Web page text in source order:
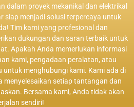
dalam proyek mekanikal dan elektrikal
siap menjadi solusi terpercaya untuk
Tim kami yang profesional dan
dukungan dan saran terbaik untuk
Apakah Anda memerlukan informasi
kami, pengadaan peralatan, atau
untuk menghubungi kami. Kami ada di
menyelesaikan setiap tantangan dan
Bersama kami, Anda tidak akan
sendiri!